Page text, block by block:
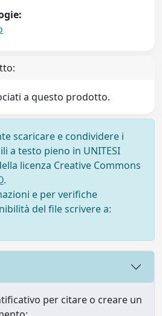
a questo prodotto.
scaricare e condividere i
a testo pieno in UNITESI
licenza Creative Commons
.
e per verifiche
del file scrivere a:
per citare o creare un